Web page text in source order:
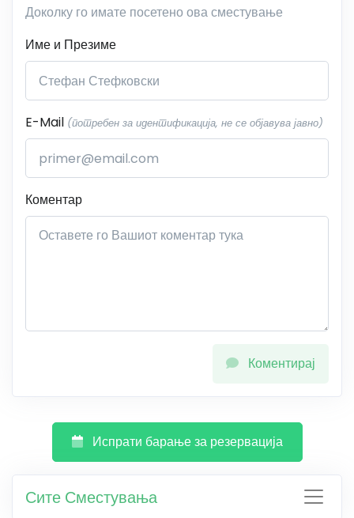
Доколку го имате посетено ова сместување
Име и Презиме
E-Mail (потребен за идентификација, не се објавува јавно)
Коментар
Коментирај
Испрати барање за резервација
Сите Сместувања